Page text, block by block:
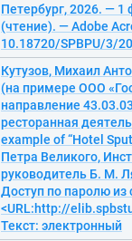
Петербург, 2026. — 1
(чтение). — Adobe
10.18720/SPBPU/3/
Кутузов, Михаил
(на примере ООО
направление
ресторанная
example of “Hotel
Петра Великого,
руководитель Б. М.
Доступ по паролю из
<URL:http://
Текст: электронный